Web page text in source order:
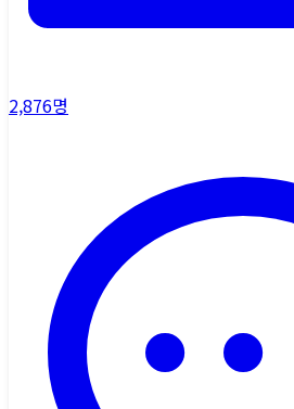
2,876명